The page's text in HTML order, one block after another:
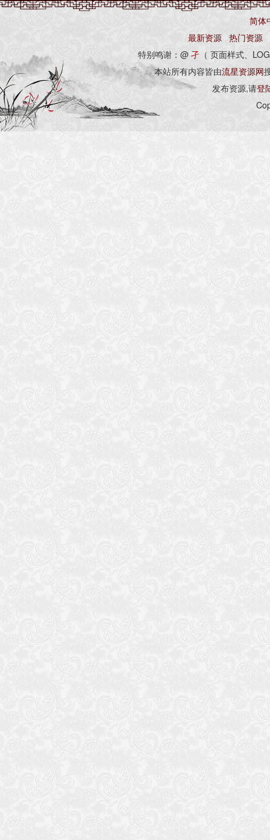
简体
最新资源 热门资源
特别鸣谢：@ 孑 （ 页面样式、
本站所有内容皆由流星资源网
发布资源,请登